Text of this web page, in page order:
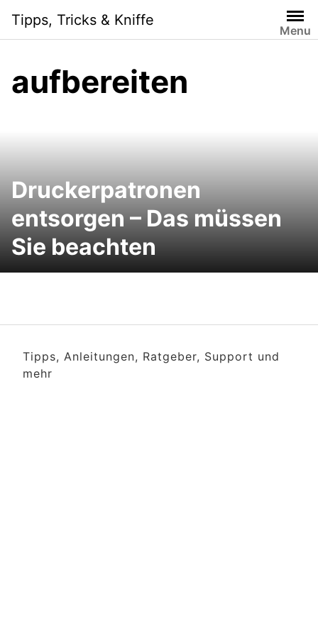
content
Tipps, Tricks & Kniffe
Menu
aufbereiten
Druckerpatronen
entsorgen – Das müssen
Sie beachten
Tipps, Anleitungen, Ratgeber, Support und
mehr